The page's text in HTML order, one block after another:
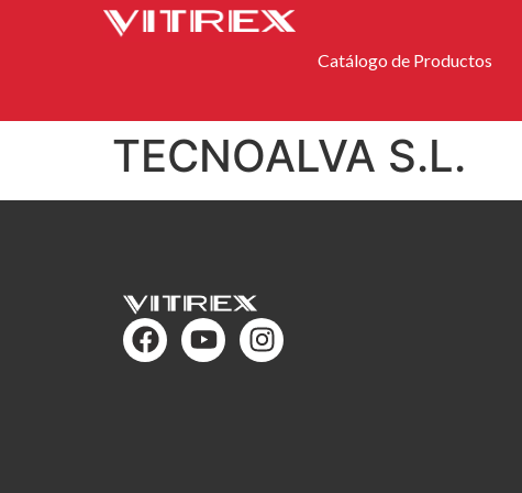
Catálogo de Productos
TECNOALVA S.L.